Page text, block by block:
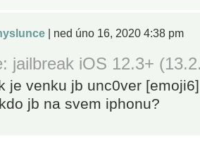
| ned úno 16, 2020 4:38 pm
jailbreak iOS 12.3+
je venku jb unc0ver
jb na svem iphonu?